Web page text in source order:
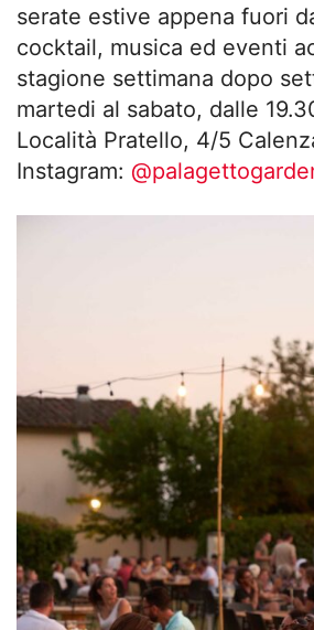
serate estive appena fuori
cocktail, musica ed eventi
stagione settimana dopo
martedi al sabato, dalle
Località Pratello, 4/5
Instagram: